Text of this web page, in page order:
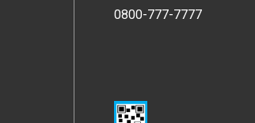
0800-777-7777